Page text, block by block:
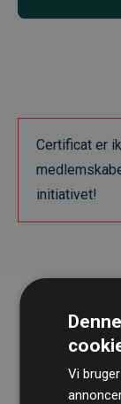
Certificat er
initiativet!
Vi